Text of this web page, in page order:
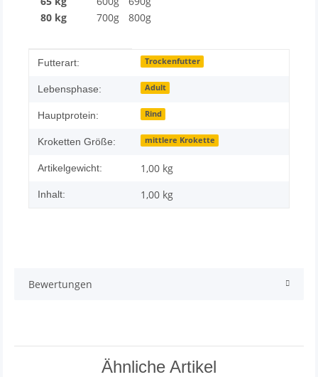
80 kg
700g 800g
Produkteigenschaft
Wert
Futterart: Trockenfutter
Lebensphase: Adult
Hauptprotein: Rind
Kroketten Größe: mittlere Krokette
Artikelgewicht: 1,00 kg
Inhalt: 1,00 kg
Bewertungen
Ähnliche Artikel